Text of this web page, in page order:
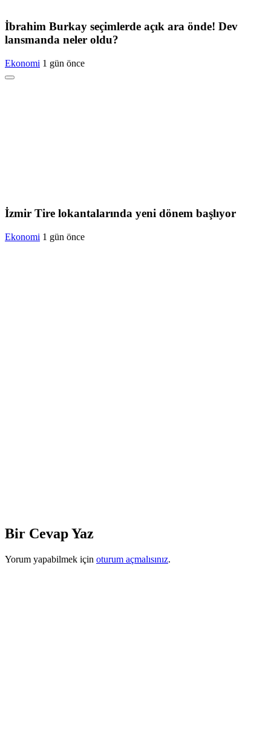
İbrahim Burkay seçimlerde açık ara önde! Dev
lansmanda neler oldu?
Ekonomi 1 gün önce
İzmir Tire lokantalarında yeni dönem başlıyor
Ekonomi 1 gün önce
Bir Cevap Yaz
Yorum yapabilmek için oturum açmalısınız.